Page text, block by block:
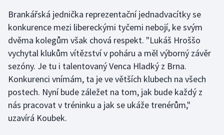
Lezení
Lyže a snowboard
Moderní pětiboj
Motorsport
Olympijské hry
Brankářská jednička reprezentační jednadvacítky se
konkurence mezi libereckými tyčemi nebojí, ke svým
dvěma kolegům však chová respekt. "Lukáš Hroššo
vychytal klukům vítězství v poháru a měl výborný závěr
sezóny. Je tu i talentovaný Venca Hladký z Brna.
Konkurenci vnímám, ta je ve větších klubech na všech
postech. Nyní bude záležet na tom, jak bude každý z
nás pracovat v tréninku a jak se ukáže trenérům,"
uzavírá Koubek.